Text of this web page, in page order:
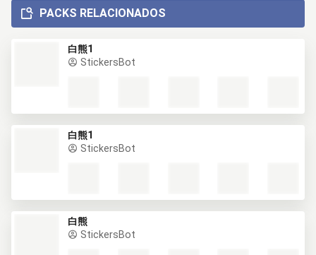
PACKS RELACIONADOS
白熊1
StickersBot
白熊1
StickersBot
白熊
StickersBot